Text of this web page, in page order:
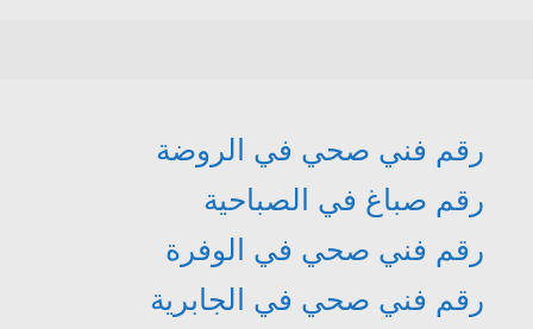
رقم فني صحي في الروضة
رقم صباغ في الصباحية
رقم فني صحي في الوفرة
رقم فني صحي في الجابرية